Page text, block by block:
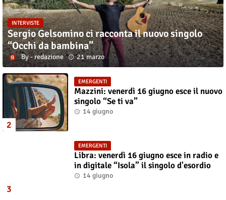
INTERVISTE
Sergio Gelsomino ci racconta il nuovo singolo
“Occhi da bambina”
redazione 21 marzo
EMERGENTI
Mazzini: venerdì 16 giugno esce il nuovo
singolo “Se ti va”
14 giugno
EMERGENTI
Libra: venerdì 16 giugno esce in radio e
in digitale “Isola” il singolo d'esordio
14 giugno